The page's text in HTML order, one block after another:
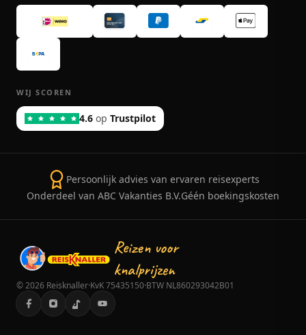
WIJ SCOREN
4.6 op Trustpilot
Persoonlijk advies van ervaren reisexperts
Onderdeel van ABC Vakanties B.V.Géén boekingskosten
Reizen voor
knalprijzen
©2026 Reisknaller·KvK 75435150·BTW NL860293042B01